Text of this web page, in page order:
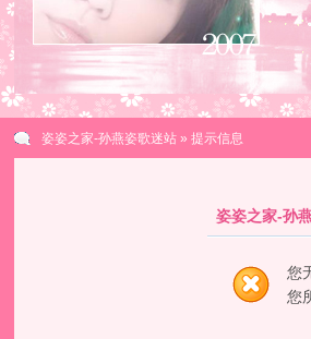
姿姿之家-孙燕姿歌迷站» 提示信息
姿姿之家-孙
您
您